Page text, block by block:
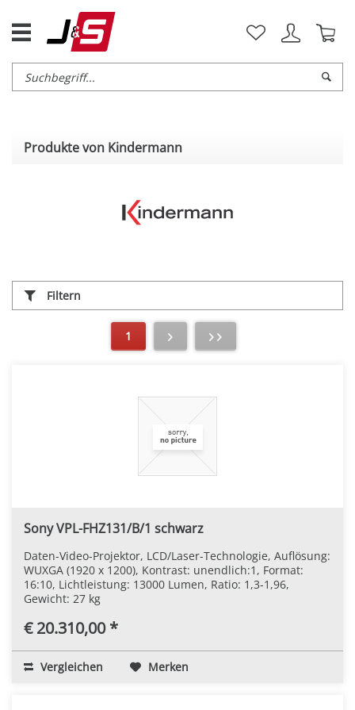
Produkte von Kindermann
Filtern
1
Sony VPL-FHZ131/B/1 schwarz
Daten-Video-Projektor, LCD/Laser-Technologie, Auflösung:
WUXGA (1920 x 1200), Kontrast: unendlich:1, Format:
16:10, Lichtleistung: 13000 Lumen, Ratio: 1,3-1,96,
Gewicht: 27 kg
€ 20.310,00 *
Vergleichen Merken